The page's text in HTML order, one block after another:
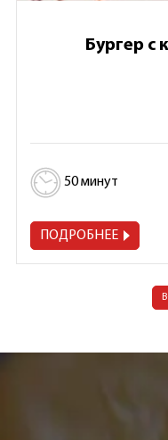
Бургер с
50 минут
ПОДРОБНЕЕ